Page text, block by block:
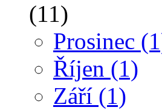
(11)
Prosinec
Říjen (1)
Září (1)